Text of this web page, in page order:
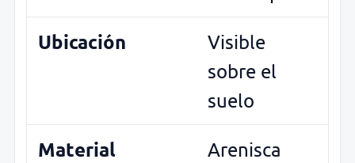
Ubicación
Visible
sobre el
suelo
Material
Arenisca